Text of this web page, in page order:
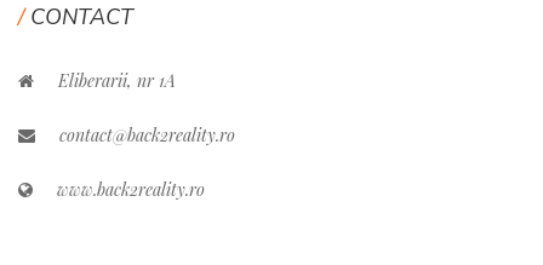
CONTACT
Eliberarii, nr 1A
contact@back2reality.ro
www.back2reality.ro